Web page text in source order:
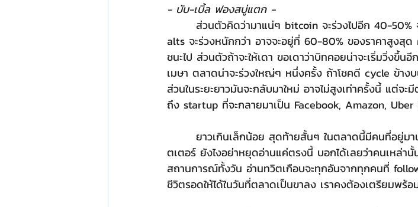
- บับ-เบิ้ล ฟองสบู่แตก -
alts จะร่วงหนักกว่า อาจจะอยู่ที่ 60-80% ของราคาสูงสุด
ชนะไป ส่วนตัวถ้าจะให้เดา ขอเดาว่าบิทคอยน่าจะเริ่มวิ่งขึ้
เมษา ตลาดน่าจะร่วงใหญ่ๆ หนึ่งครั้ง ถ้าโชคดี cycle ข้าง
ส่วนในระยะยาวมันจะกลับมาใหม่ อาจไม่สูงเท่าครั้งนี้ แต่จ
ถึง startup ที่จะกลายมาเป็น Facebook, Amazon,
ตเตอร์ ยังไงอย่าหยุดอ่านแค่ตรงนี้ บอกได้เลยว่าคนเหล่า
สถานการณ์ทั้งวัน อ่านทวิตเกือบจะทุกอันจากทุกคนที่
ชีวิตรอดให้ได้ในวันที่ตลาดเป็นขาลง เราคงต้องเตรียมพร้อ